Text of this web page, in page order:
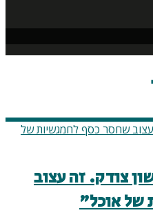
צודק. זה עצוב
של אוכל"